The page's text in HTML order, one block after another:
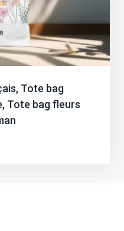
Tote bag
Tote bag fleurs
en vous
promo de -20% et nos
à la newsletter.